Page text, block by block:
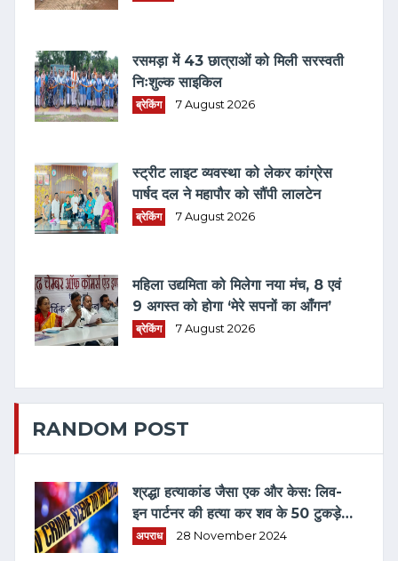
रसमड़ा में 43 छात्राओं को मिली सरस्वती
निःशुल्क साइकिल
ब्रेकिंग 7 August 2026
स्ट्रीट लाइट व्यवस्था को लेकर कांग्रेस
पार्षद दल ने महापौर को सौंपी लालटेन
ब्रेकिंग 7 August 2026
महिला उद्यमिता को मिलेगा नया मंच, 8 एवं
9 अगस्त को होगा ‘मेरे सपनों का आँगन’
ब्रेकिंग 7 August 2026
RANDOM POST
श्रद्धा हत्याकांड जैसा एक और केस: लिव-
इन पार्टनर की हत्या कर शव के 50 टुकड़े
किए, ऐसे हुआ खुलासा
अपराध 28 November 2024